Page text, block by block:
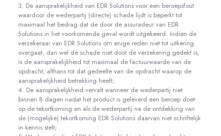
3. De aansprakelijkheid van EDR Solutions voor een beroepsfout
waardoor de wederpartij (directe) schade lijdt is beperkt tot
maximaal het bedrag dat de door de assuradeur van EDR
Solutions in het voorkomende geval wordt uitgekeerd. Indien de
verzekeraar van EDR Solutions om enige reden niet tot uitkering
overgaat, dan wel de schade niet door de verzekering gedekt is,
is de aansprakelijkheid tot maximaal de factuurwaarde van de
opdracht, althans tot dat gedeelte van de opdracht waarop de
aansprakelijkheid betrekking heeft;
4. De aansprakelijkheid vervalt wanneer de wederpartij niet
binnen 8 dagen nadat het product is geleverd een beroep doet
op de tekortkoming en als de wederpartij na de ontdekking van
de (mogelijke) tekortkoming EDR Solutions daarvan niet schriftelijk
in kennis stelt;